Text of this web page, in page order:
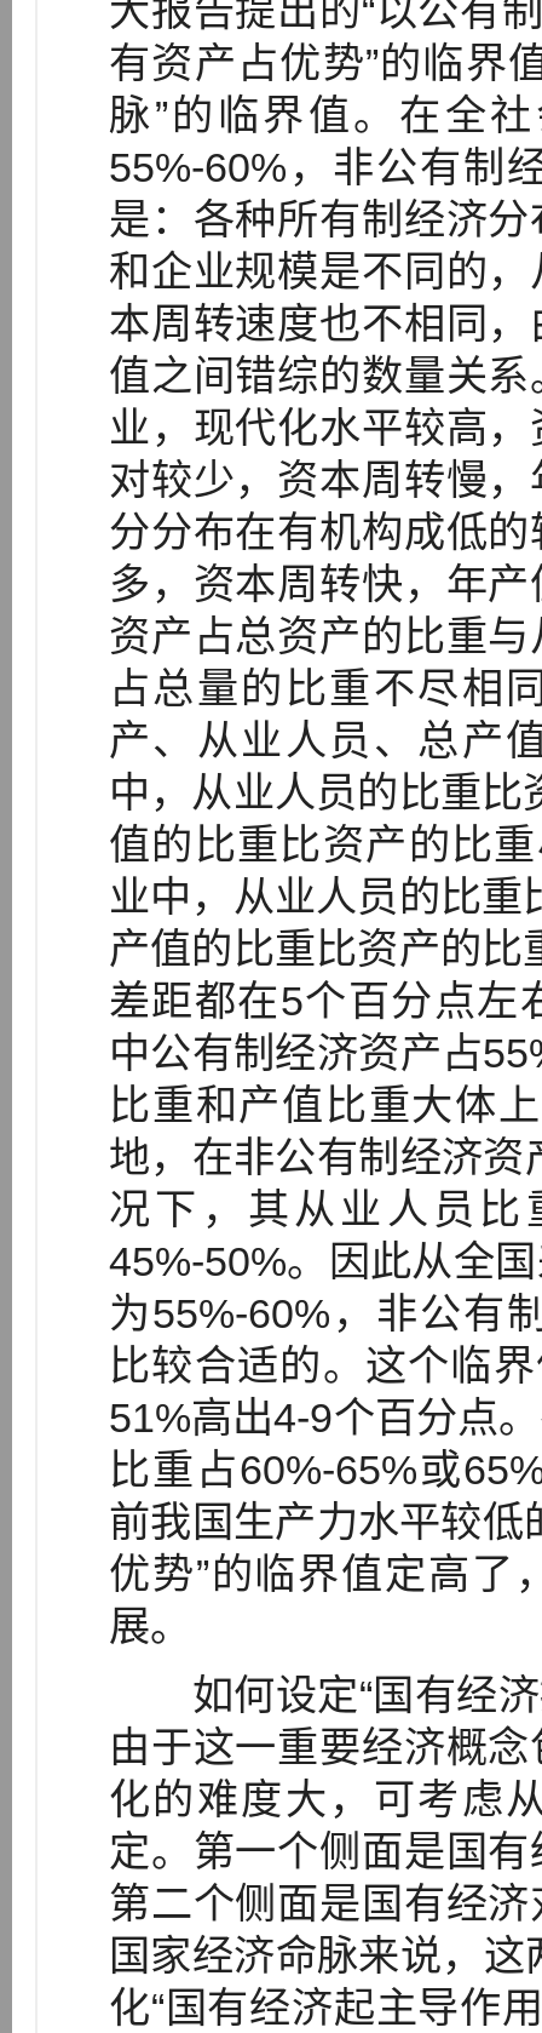
大报告提出的“以公有
有资产占优势”的临界
脉”的临界值。在全
55%-60%，非公有制
是：各种所有制经济
和企业规模是不同的
本周转速度也不相同
值之间错综的数量关
业，现代化水平较高
对较少，资本周转慢
分分布在有机构成低
多，资本周转快，年
资产占总资产的比重
占总量的比重不尽相
产、从业人员、总产
中，从业人员的比重
值的比重比资产的比
业中，从业人员的比
产值的比重比资产的
差距都在5个百分点左
中公有制经济资产占
比重和产值比重大体
地，在非公有制经济
况下，其从业人员
45%-50%。因此从全
为55%-60%，非公有
比较合适的。这个临
51%高出4-9个百分点
比重占60%-65%或
前我国生产力水平较低
优势”的临界值定高了
展。
如何设定“国有经济
由于这一重要经济概
化的难度大，可考虑
定。第一个侧面是国
第二个侧面是国有经
国家经济命脉来说，
化“国有经济起主导作